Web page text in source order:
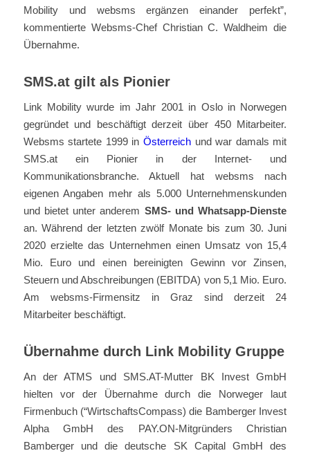
Mobility und websms ergänzen einander perfekt”,
kommentierte Websms-Chef Christian C. Waldheim die
Übernahme.
SMS.at gilt als Pionier
Link Mobility wurde im Jahr 2001 in Oslo in Norwegen
gegründet und beschäftigt derzeit über 450 Mitarbeiter.
Websms startete 1999 in Österreich und war damals mit
SMS.at ein Pionier in der Internet- und
Kommunikationsbranche. Aktuell hat websms nach
eigenen Angaben mehr als 5.000 Unternehmenskunden
und bietet unter anderem SMS- und Whatsapp-Dienste
an. Während der letzten zwölf Monate bis zum 30. Juni
2020 erzielte das Unternehmen einen Umsatz von 15,4
Mio. Euro und einen bereinigten Gewinn vor Zinsen,
Steuern und Abschreibungen (EBITDA) von 5,1 Mio. Euro.
Am websms-Firmensitz in Graz sind derzeit 24
Mitarbeiter beschäftigt.
Übernahme durch Link Mobility Gruppe
An der ATMS und SMS.AT-Mutter BK Invest GmbH
hielten vor der Übernahme durch die Norweger laut
Firmenbuch (“WirtschaftsCompass) die Bamberger Invest
Alpha GmbH des PAY.ON-Mitgründers Christian
Bamberger und die deutsche SK Capital GmbH des